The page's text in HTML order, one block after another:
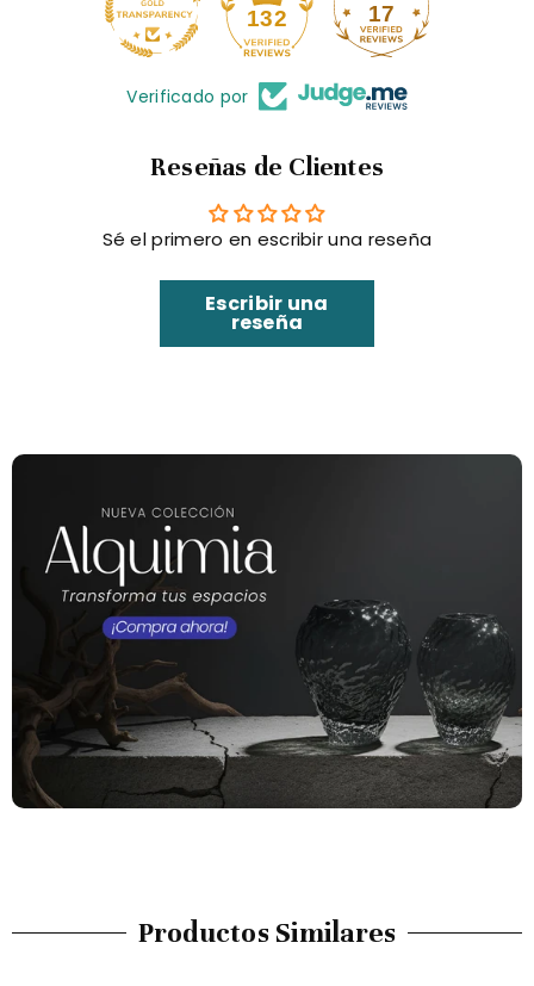
132 17
Verificado por
Reseñas de Clientes
Sé el primero en escribir una reseña
Escribir una
reseña
Productos Similares